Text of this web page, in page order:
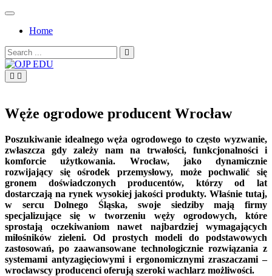
Skip
contentHome
Search
for:
Węże ogrodowe producent Wrocław
Poszukiwanie idealnego węża ogrodowego to często wyzwanie,
zwłaszcza gdy zależy nam na trwałości, funkcjonalności i
komforcie użytkowania. Wrocław, jako dynamicznie
rozwijający się ośrodek przemysłowy, może pochwalić się
gronem doświadczonych producentów, którzy od lat
dostarczają na rynek wysokiej jakości produkty. Właśnie tutaj,
w sercu Dolnego Śląska, swoje siedziby mają firmy
specjalizujące się w tworzeniu węży ogrodowych, które
sprostają oczekiwaniom nawet najbardziej wymagających
miłośników zieleni. Od prostych modeli do podstawowych
zastosowań, po zaawansowane technologicznie rozwiązania z
systemami antyzagięciowymi i ergonomicznymi zraszaczami –
wrocławscy producenci oferują szeroki wachlarz możliwości.